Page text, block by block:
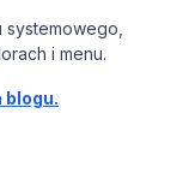
i menu.
blogu.